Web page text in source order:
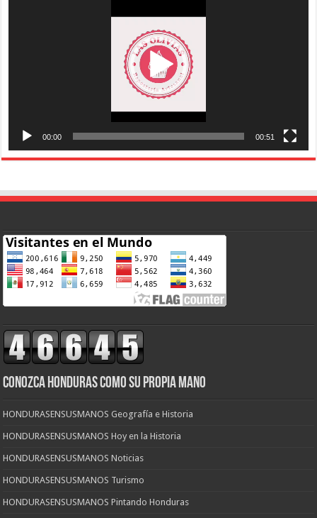
00:00 00:51
CONOZCA HONDURAS COMO SU PROPIA MANO
HONDURASENSUSMANOS Geografía e Historia
HONDURASENSUSMANOS Hoy en la Historia
HONDURASENSUSMANOS Noticias
HONDURASENSUSMANOS Turismo
HONDURASENSUSMANOS Pintando Honduras